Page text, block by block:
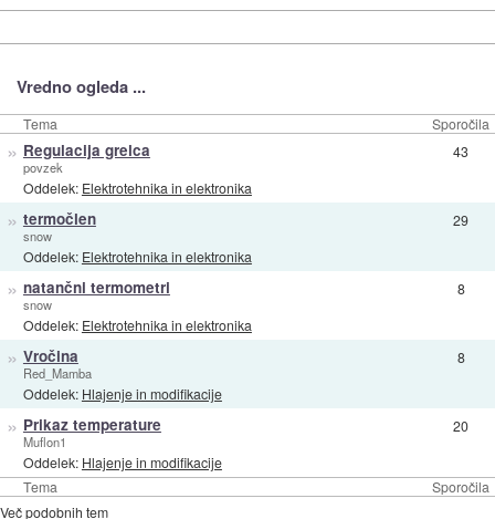
Vredno ogleda ...
Tema Sporočila
Tema Sporočila
» Regulacija grelca
povzek
Oddelek: Elektrotehnika in elektronika
43
» termočlen
snow
Oddelek: Elektrotehnika in elektronika
29
» natančni termometri
snow
Oddelek: Elektrotehnika in elektronika
8
» Vročina
Red_Mamba
Oddelek: Hlajenje in modifikacije
8
» Prikaz temperature
Muflon1
Oddelek: Hlajenje in modifikacije
20
Več podobnih tem